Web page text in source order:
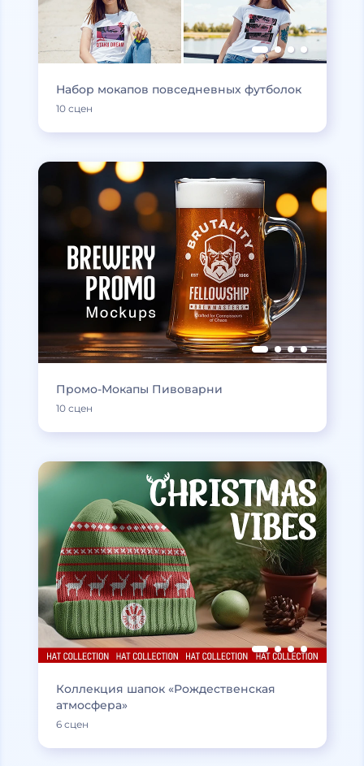
Набор мокапов повседневных футболок
10 сцен
Промо-Мокапы Пивоварни
10 сцен
Коллекция шапок «Рождественская
атмосфера»
6 сцен